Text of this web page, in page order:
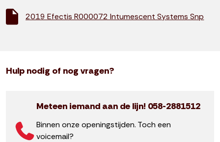
2019 Efectis R000072 Intumescent Systems Snp
Hulp nodig of nog vragen?
Meteen iemand aan de lijn! 058-2881512
Binnen onze openingstijden. Toch een
voicemail?